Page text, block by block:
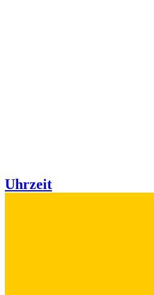
Uhrzeit